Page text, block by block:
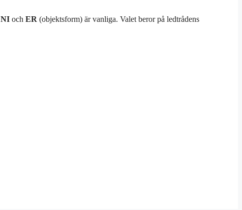
NI och ER (objektsform) är vanliga. Valet beror på ledtrådens